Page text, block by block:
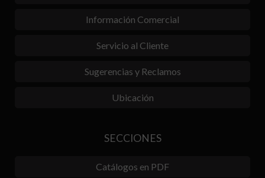
Información Comercial
Servicio al Cliente
Sugerencias y Reclamos
Ubicación
SECCIONES
Catálogos en PDF